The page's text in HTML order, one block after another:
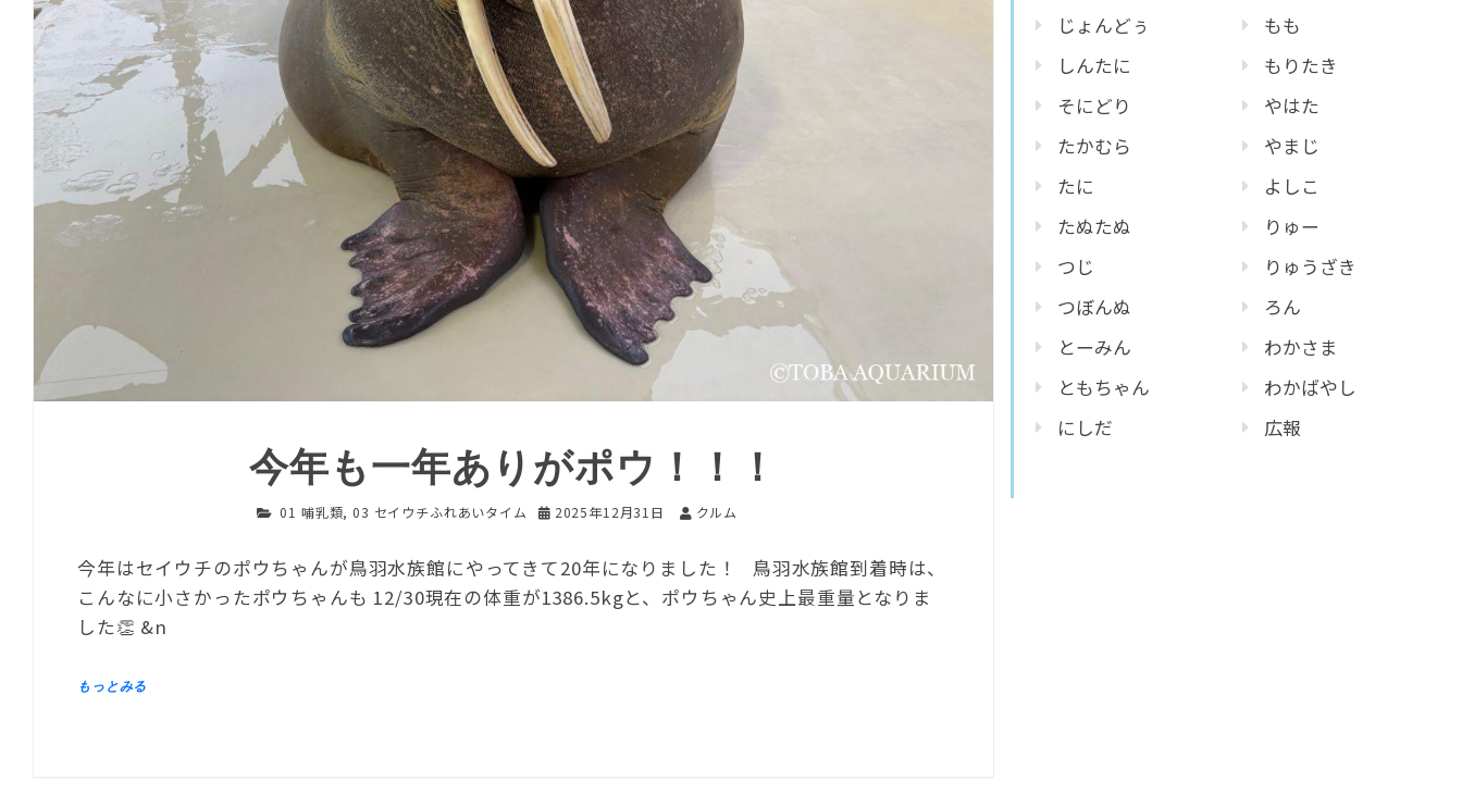
今年も一年ありがポウ！！！
01 哺乳類,03 セイウチふれあいタイム 2025年12月31日 クルム
今年はセイウチのポウちゃんが鳥羽水族館にやってきて20年になりました！ 鳥羽水族館到着時は、
こんなに小さかったポウちゃんも 12/30現在の体重が1386.5kgと、ポウちゃん史上最重量となりま
した👏 &n
じょんどぅ
しんたに
そにどり
たかむら
たに
たぬたぬ
つじ
つぼんぬ
とーみん
ともちゃん
にしだ
もも
もりたき
やはた
やまじ
よしこ
りゅー
りゅうざき
ろん
わかさま
わかばやし
広報